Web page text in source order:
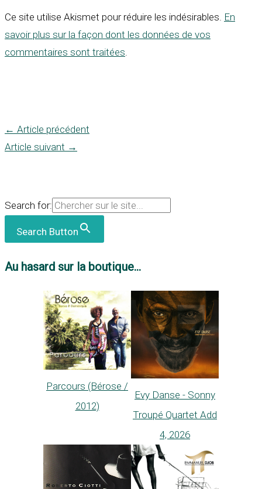
Ce site utilise Akismet pour réduire les indésirables. En
savoir plus sur la façon dont les données de vos
commentaires sont traitées
← Article précédent
Article suivant →
Search for:
Search Button
Au hasard sur la boutique...
Parcours (Bérose /
2012)
Evy Danse - Sonny
Troupé Quartet Add
4, 2026